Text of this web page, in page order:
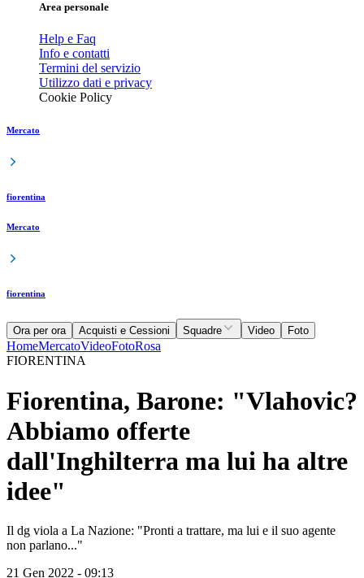
Area personale
Help e Faq
Info e contatti
Termini del servizio
Utilizzo dati e privacy
Cookie Policy
Mercato
fiorentina
Mercato
fiorentina
Ora per ora Acquisti e Cessioni Squadre Video Foto
HomeMercatoVideoFotoRosa
FIORENTINA
Fiorentina, Barone: "Vlahovic?
Abbiamo offerte
dall'Inghilterra ma lui ha altre
idee"
Il dg viola a La Nazione: "Pronti a trattare, ma lui e il suo agente
non parlano..."
21 Gen 2022 - 09:13